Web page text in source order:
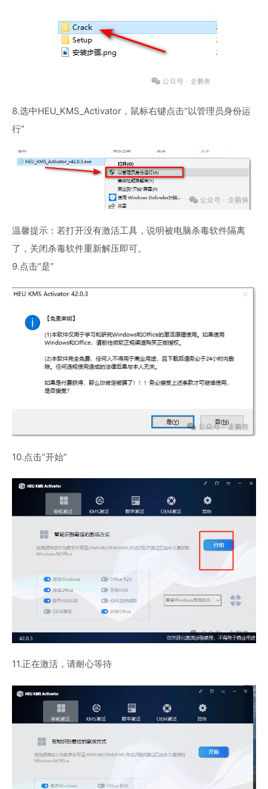
8.选中HEU_KMS_Activator，鼠标右键点击“以管理员身份运
行”
温馨提示：若打开没有激活工具，说明被电脑杀毒软件隔离
了，关闭杀毒软件重新解压即可。
9.点击“是”
10.点击“开始”
11.正在激活，请耐心等待